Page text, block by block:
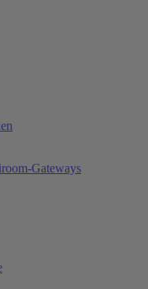
Gateways